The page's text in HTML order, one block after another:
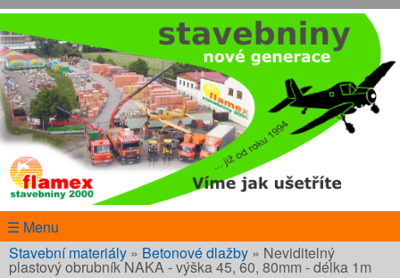
Přejít k hlavnímu obsahu
www.flamex.cz
☰ Menu
Jste zde
Stavební materiály » Betonové dlažby » Neviditelný
plastový obrubník NAKA - výška 45, 60, 80mm - délka 1m